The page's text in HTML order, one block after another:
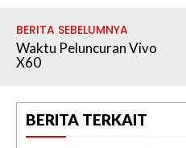
BERITA SEBELUMNYA
Waktu Peluncuran Vivo
X60
BERITA TERKAIT